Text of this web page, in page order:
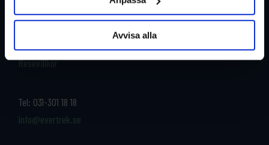
Avvisa alla
Tel: 031-301 18 18
info@evertrek.se
Om oss
Resevillkor
Grupp & Konferens
Kontakta oss